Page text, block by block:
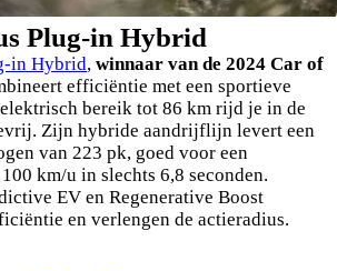
Plug-in Hybrid
in Hybrid, winnaar van de 2024 Car of
efficiëntie met een sportieve
bereik tot 86 km rijd je in de
Zijn hybride aandrijflijn levert een
van 223 pk, goed voor een
km/u in slechts 6,8 seconden.
EV en Regenerative Boost
en verlengen de actieradius.